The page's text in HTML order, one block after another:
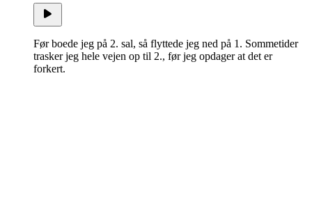
Før boede jeg på 2. sal, så flyttede jeg ned på 1. Sommetider
trasker jeg hele vejen op til 2., før jeg opdager at det er
forkert.